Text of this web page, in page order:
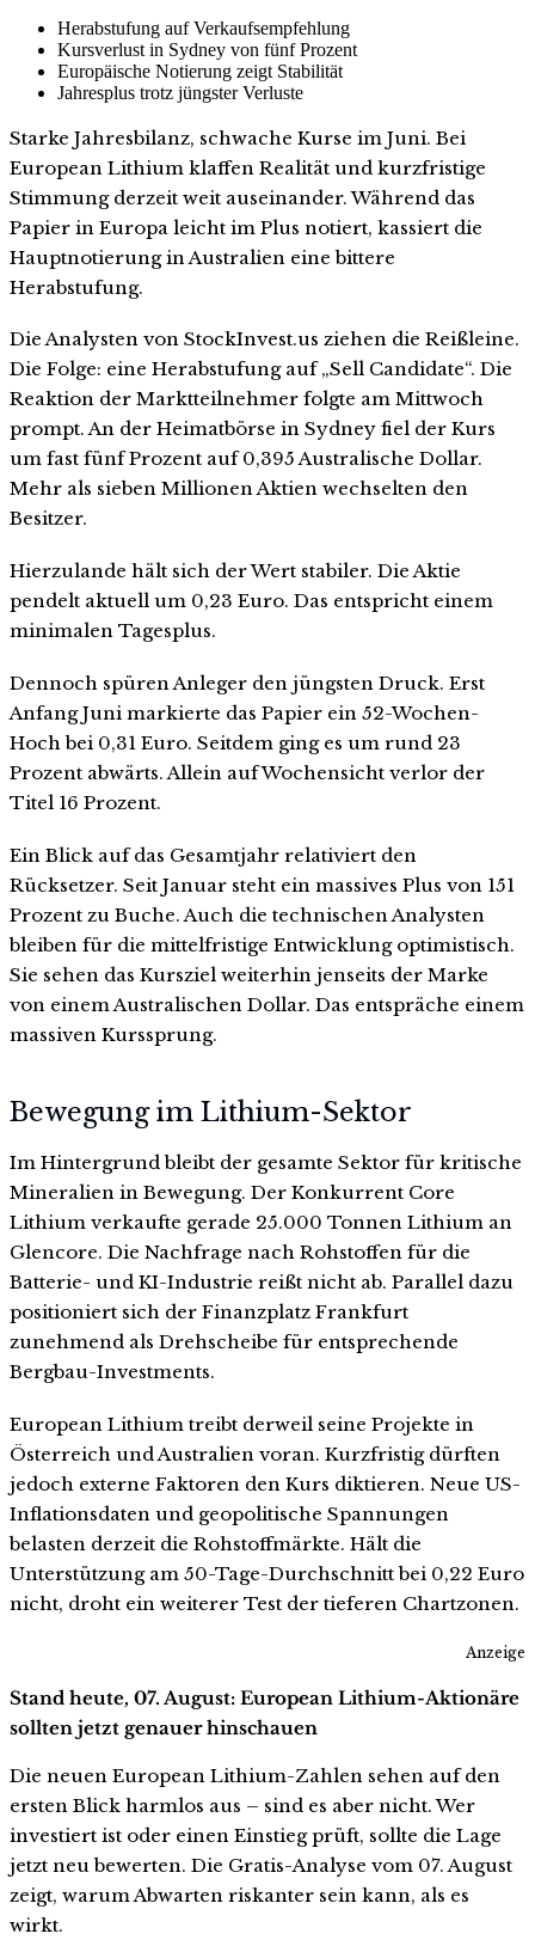
Herabstufung auf Verkaufsempfehlung
Kursverlust in Sydney von fünf Prozent
Europäische Notierung zeigt Stabilität
Jahresplus trotz jüngster Verluste
Starke Jahresbilanz, schwache Kurse im Juni. Bei
European Lithium klaffen Realität und kurzfristige
Stimmung derzeit weit auseinander. Während das
Papier in Europa leicht im Plus notiert, kassiert die
Hauptnotierung in Australien eine bittere
Herabstufung.
Die Analysten von StockInvest.us ziehen die Reißleine.
Die Folge: eine Herabstufung auf „Sell Candidate“. Die
Reaktion der Marktteilnehmer folgte am Mittwoch
prompt. An der Heimatbörse in Sydney fiel der Kurs
um fast fünf Prozent auf 0,395 Australische Dollar.
Mehr als sieben Millionen Aktien wechselten den
Besitzer.
Hierzulande hält sich der Wert stabiler. Die Aktie
pendelt aktuell um 0,23 Euro. Das entspricht einem
minimalen Tagesplus.
Dennoch spüren Anleger den jüngsten Druck. Erst
Anfang Juni markierte das Papier ein 52-Wochen-
Hoch bei 0,31 Euro. Seitdem ging es um rund 23
Prozent abwärts. Allein auf Wochensicht verlor der
Titel 16 Prozent.
Ein Blick auf das Gesamtjahr relativiert den
Rücksetzer. Seit Januar steht ein massives Plus von 151
Prozent zu Buche. Auch die technischen Analysten
bleiben für die mittelfristige Entwicklung optimistisch.
Sie sehen das Kursziel weiterhin jenseits der Marke
von einem Australischen Dollar. Das entspräche einem
massiven Kurssprung.
Bewegung im Lithium-Sektor
Im Hintergrund bleibt der gesamte Sektor für kritische
Mineralien in Bewegung. Der Konkurrent Core
Lithium verkaufte gerade 25.000 Tonnen Lithium an
Glencore. Die Nachfrage nach Rohstoffen für die
Batterie- und KI-Industrie reißt nicht ab. Parallel dazu
positioniert sich der Finanzplatz Frankfurt
zunehmend als Drehscheibe für entsprechende
Bergbau-Investments.
European Lithium treibt derweil seine Projekte in
Österreich und Australien voran. Kurzfristig dürften
jedoch externe Faktoren den Kurs diktieren. Neue US-
Inflationsdaten und geopolitische Spannungen
belasten derzeit die Rohstoffmärkte. Hält die
Unterstützung am 50-Tage-Durchschnitt bei 0,22 Euro
nicht, droht ein weiterer Test der tieferen Chartzonen.
Anzeige
Stand heute, 07. August: European Lithium-Aktionäre
sollten jetzt genauer hinschauen
Die neuen European Lithium-Zahlen sehen auf den
ersten Blick harmlos aus – sind es aber nicht. Wer
investiert ist oder einen Einstieg prüft, sollte die Lage
jetzt neu bewerten. Die Gratis-Analyse vom 07. August
zeigt, warum Abwarten riskanter sein kann, als es
wirkt.